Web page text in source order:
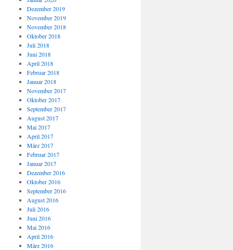
Dezember 2019
November 2019
November 2018
Oktober 2018
Juli 2018
Juni 2018
April 2018
Februar 2018
Januar 2018
November 2017
Oktober 2017
September 2017
August 2017
Mai 2017
April 2017
März 2017
Februar 2017
Januar 2017
Dezember 2016
Oktober 2016
September 2016
August 2016
Juli 2016
Juni 2016
Mai 2016
April 2016
März 2016